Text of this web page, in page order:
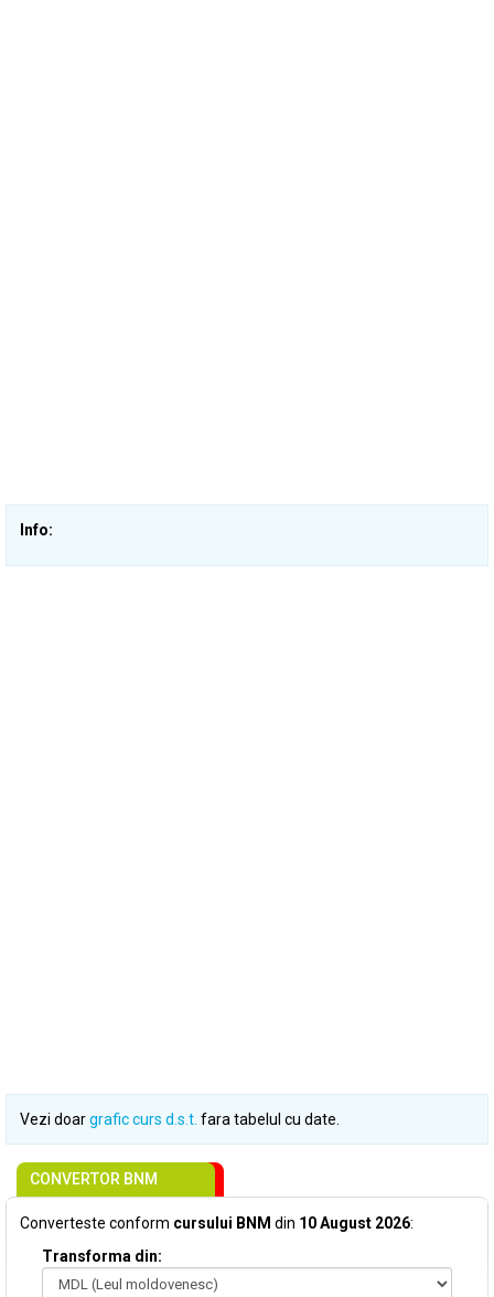
Info:
Vezi doargrafic curs d.s.t. fara tabelul cu date.
CONVERTOR BNM
Converteste conform cursului BNM din 10 August 2026:
Transforma din: